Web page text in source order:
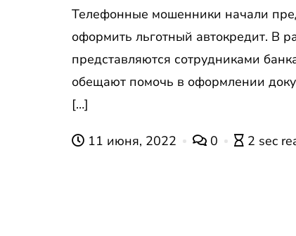
Телефонные мошенники начали
оформить льготный автокредит. В
представляются сотрудниками
обещают помочь в оформлении
[…]
11 июня, 2022 0 2 sec